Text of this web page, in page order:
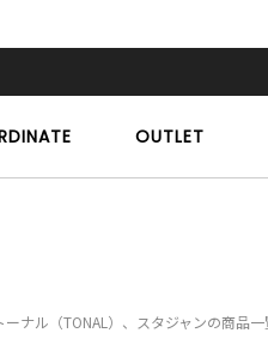
OUTLET
ーナル（TONAL）、スタジャンの商品